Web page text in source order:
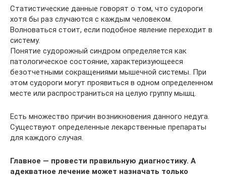
Статистические данные говорят о том, что судороги
хотя бы раз случаются с каждым человеком.
Волноваться стоит, если подобное явление переходит в
систему.
Понятие судорожный синдром определяется как
патологическое состояние, характеризующееся
безотчетными сокращениями мышечной системы. При
этом судороги могут проявиться в одном определенном
месте или распространиться на целую группу мышц.
Есть множество причин возникновения данного недуга.
Существуют определенные лекарственные препараты
для каждого случая.
Главное — провести правильную диагностику. А
адекватное лечение может назначать только